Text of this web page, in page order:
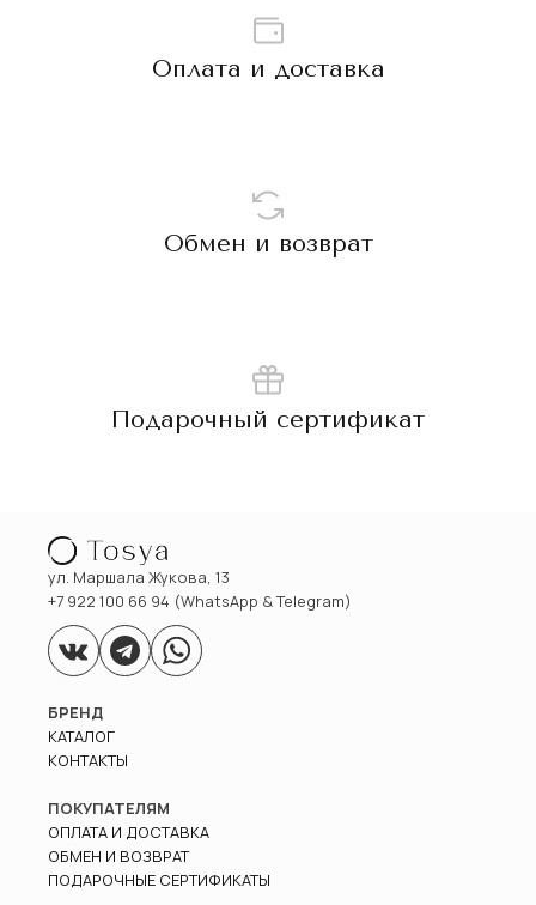
Оплата и доставка
Обмен и возврат
Подарочный сертификат
ул. Маршала Жукова, 13
+7 922 100 66 94 (WhatsApp & Telegram)
БРЕНД
КАТАЛОГ
КОНТАКТЫ
ПОКУПАТЕЛЯМ
ОПЛАТА И ДОСТАВКА
ОБМЕН И ВОЗВРАТ
ПОДАРОЧНЫЕ СЕРТИФИКАТЫ